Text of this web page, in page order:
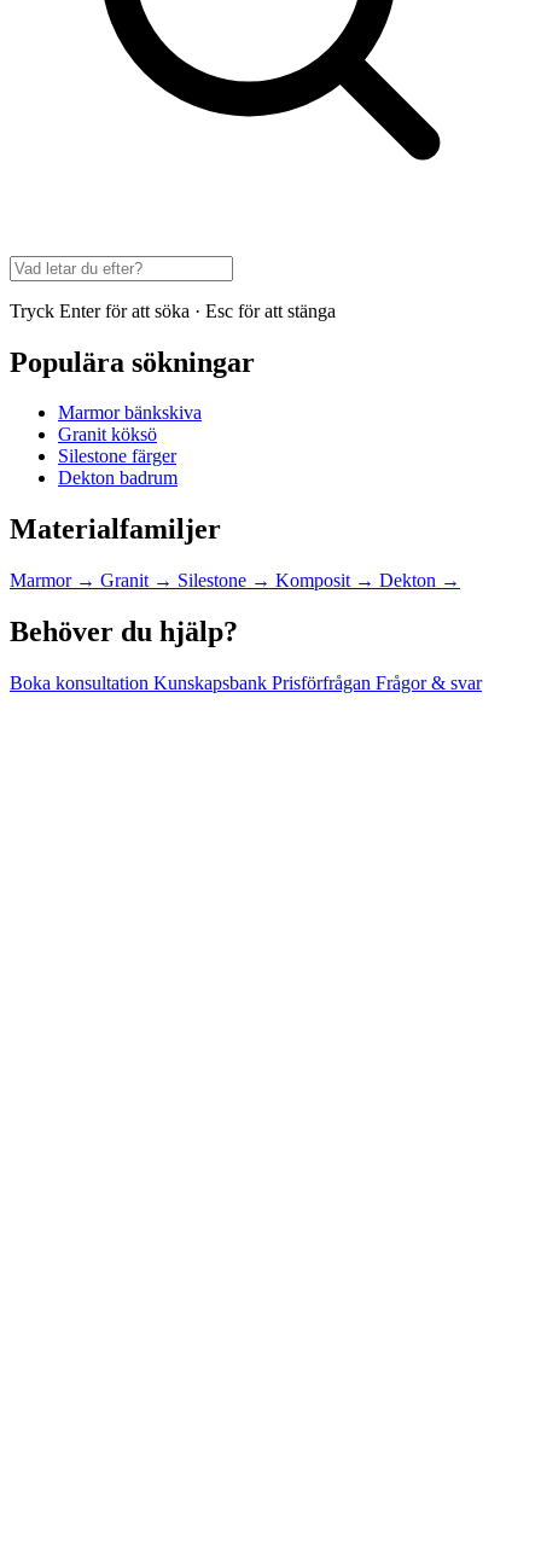
Tryck Enter för att söka · Esc för att stänga
Populära sökningar
Marmor bänkskiva
Granit köksö
Silestone färger
Dekton badrum
Materialfamiljer
Marmor → Granit → Silestone → Komposit → Dekton →
Behöver du hjälp?
Boka konsultation Kunskapsbank Prisförfrågan Frågor & svar